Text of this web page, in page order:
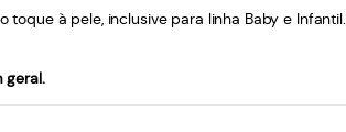
à pele, inclusive para linha Baby e Infantil.
geral.